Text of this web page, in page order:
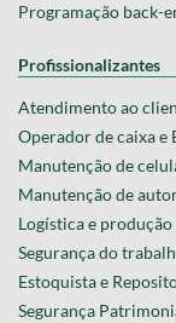
Programação back-
Profissionalizantes
Atendimento ao
Operador de caixa e
Manutenção de
Manutenção de
Logística e
Segurança do
Estoquista e
Segurança